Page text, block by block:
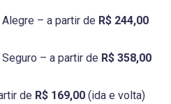
– a partir de R$ 244,00
– a partir de R$ 358,00
de R$ 169,00 (ida e volta)